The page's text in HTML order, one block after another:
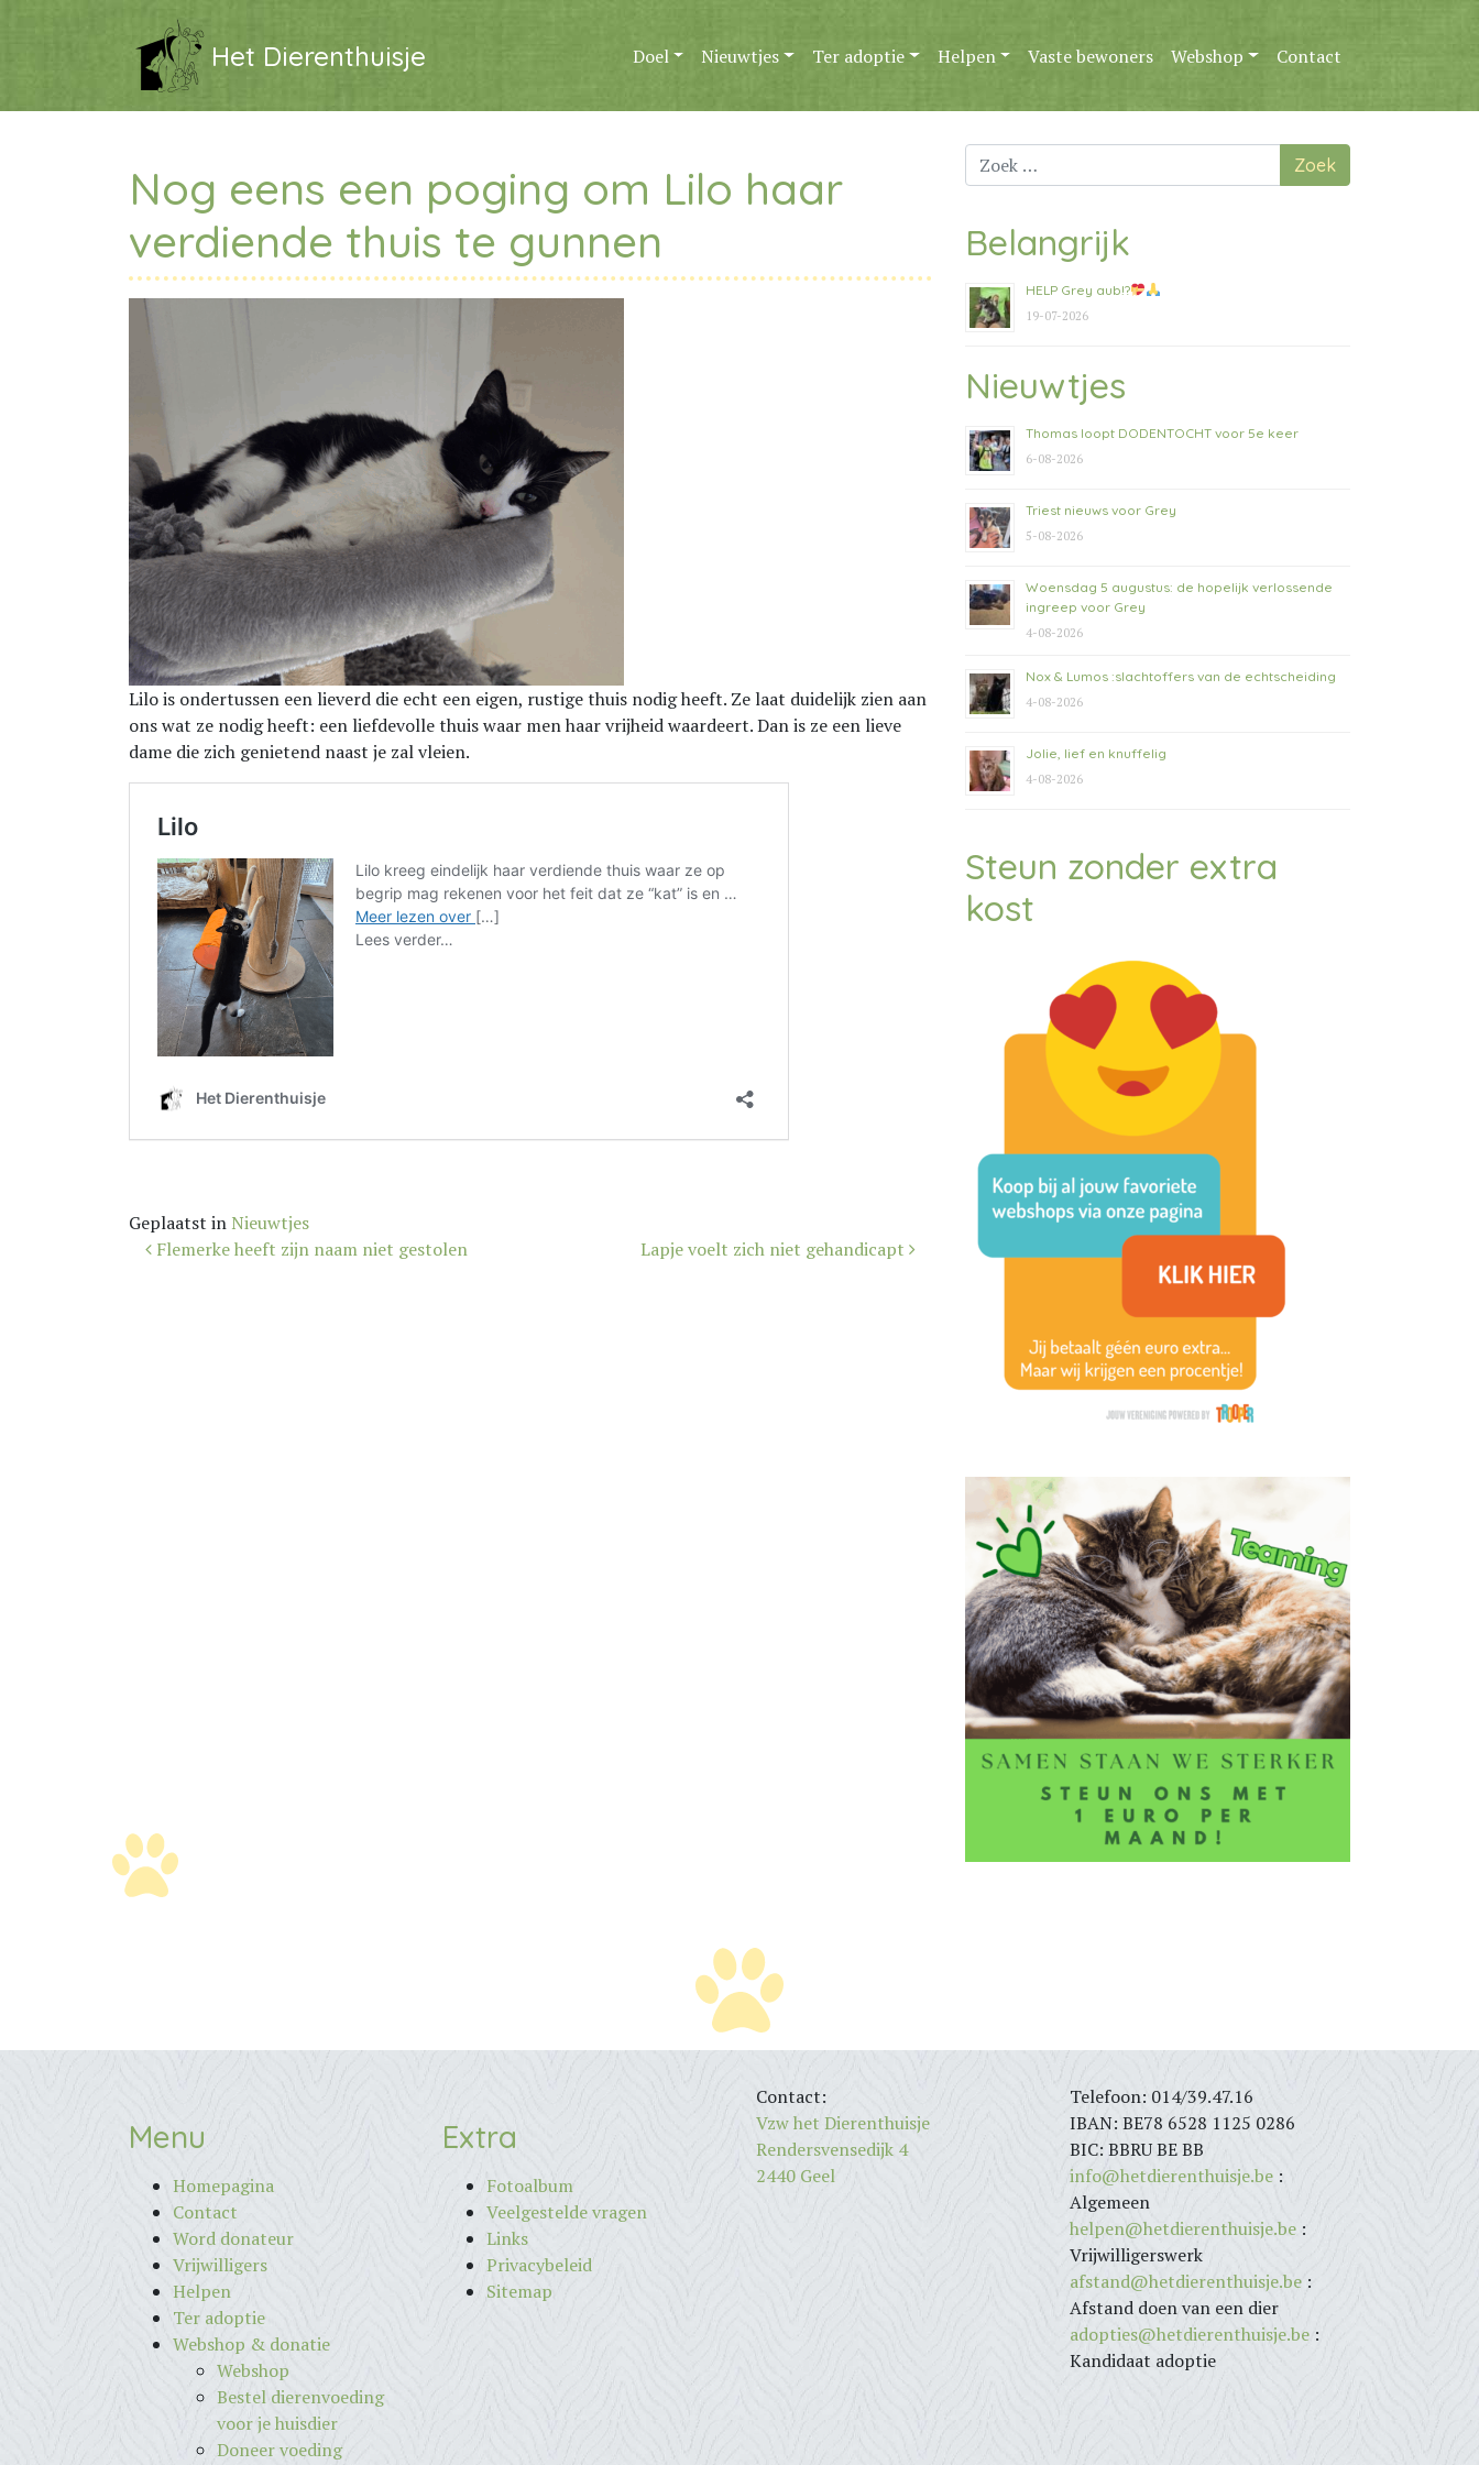
Het Dierenthuisje Doel Nieuwtjes Ter adoptie Helpen Vaste bewoners Webshop Contact
Nog eens een poging om Lilo haar
verdiende thuis te gunnen
Lilo is ondertussen een lieverd die echt een eigen, rustige thuis nodig heeft. Ze laat duidelijk zien aan
ons wat ze nodig heeft: een liefdevolle thuis waar men haar vrijheid waardeert. Dan is ze een lieve
dame die zich genietend naast je zal vleien.
Geplaatst in Nieuwtjes
Bericht
Flemerke heeft zijn naam niet gestolen Lapje voelt zich niet gehandicapt
Zoek
naar:
Belangrijk
HELP Grey aub!?
19-07-2026
Nieuwtjes
Thomas loopt DODENTOCHT voor 5e keer
6-08-2026
Triest nieuws voor Grey
5-08-2026
Woensdag 5 augustus: de hopelijk verlossende
ingreep voor Grey
4-08-2026
Nox & Lumos :slachtoffers van de echtscheiding
4-08-2026
Jolie, lief en knuffelig
4-08-2026
Steun zonder extra
kost
Menu
Homepagina
Contact
Word donateur
Vrijwilligers
Helpen
Ter adoptie
Webshop & donatie
Webshop
Bestel dierenvoeding
voor je huisdier
Doneer voeding
Extra
Fotoalbum
Veelgestelde vragen
Links
Privacybeleid
Sitemap
Contact:
Vzw het Dierenthuisje
Rendersvensedijk 4
2440 Geel
Telefoon: 014/39.47.16
IBAN: BE78 6528 1125 0286
BIC: BBRU BE BB
info@hetdierenthuisje.be :
Algemeen
helpen@hetdierenthuisje.be :
Vrijwilligerswerk
afstand@hetdierenthuisje.be :
Afstand doen van een dier
adopties@hetdierenthuisje.be :
Kandidaat adoptie